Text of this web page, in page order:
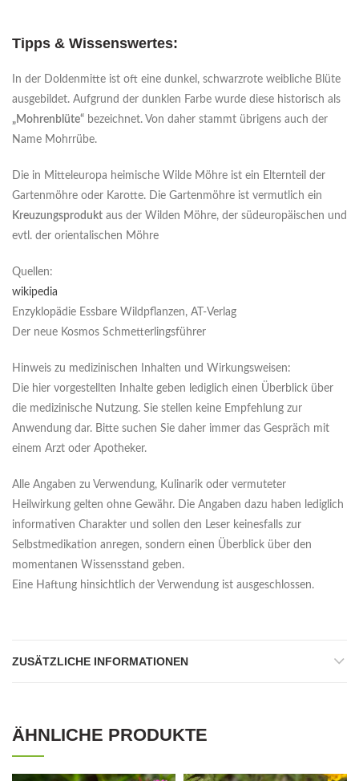
Tipps & Wissenswertes:
In der Doldenmitte ist oft eine dunkel, schwarzrote weibliche Blüte
ausgebildet. Aufgrund der dunklen Farbe wurde diese historisch als
„Mohrenblüte“ bezeichnet. Von daher stammt übrigens auch der
Name Mohrrübe.
Die in Mitteleuropa heimische Wilde Möhre ist ein Elternteil der
Gartenmöhre oder Karotte. Die Gartenmöhre ist vermutlich ein
Kreuzungsprodukt aus der Wilden Möhre, der südeuropäischen und
evtl. der orientalischen Möhre
Quellen:
wikipedia
Enzyklopädie Essbare Wildpflanzen, AT-Verlag
Der neue Kosmos Schmetterlingsführer
Hinweis zu medizinischen Inhalten und Wirkungsweisen:
Die hier vorgestellten Inhalte geben lediglich einen Überblick über
die medizinische Nutzung. Sie stellen keine Empfehlung zur
Anwendung dar. Bitte suchen Sie daher immer das Gespräch mit
einem Arzt oder Apotheker.
Alle Angaben zu Verwendung, Kulinarik oder vermuteter
Heilwirkung gelten ohne Gewähr. Die Angaben dazu haben lediglich
informativen Charakter und sollen den Leser keinesfalls zur
Selbstmedikation anregen, sondern einen Überblick über den
momentanen Wissensstand geben.
Eine Haftung hinsichtlich der Verwendung ist ausgeschlossen.
ZUSÄTZLICHE INFORMATIONEN
ÄHNLICHE PRODUKTE